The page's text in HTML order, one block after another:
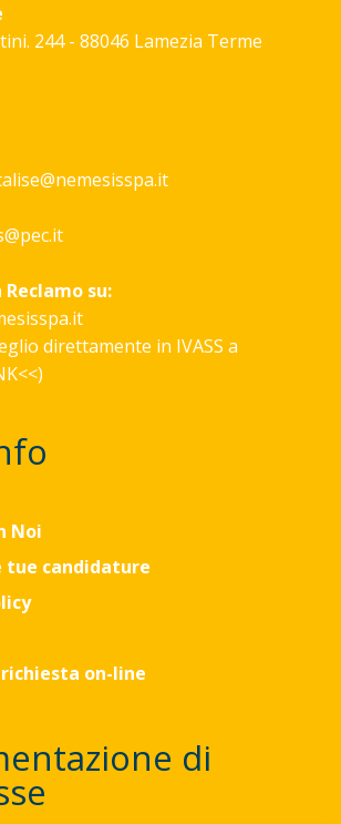
244 - 88046 Lamezia Terme
su:
direttamente in IVASS a
<<)
Noi
tue candidature
on-line
di